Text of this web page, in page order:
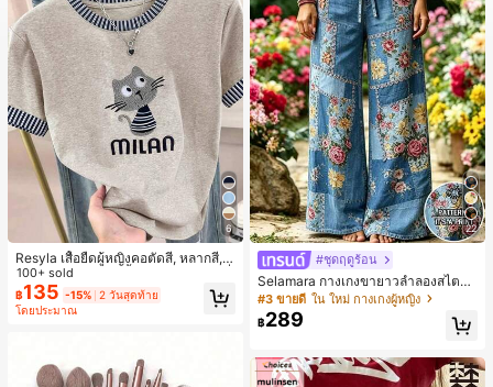
6
Resyla เสื้อยืดผู้หญิงคอตัดสี, หลากสี, ล
ายพิมพ์แมวน่ารัก, เสื้อสำหรับออกไปเที่
ยวฤดูร้อน, ดีไซน์กราฟิก, ความรู้สึกพรีเ
มียม, ลำลองอเนกประสงค์, สวมใส่ประ
จำวัน, กลางแจ้ง, ช้อปปิ้ง, การเดินทาง
100+ sold
฿135 -15% 2 วันสุดท้าย
โดยประมาณ
22
#ชุดฤดูร้อน
Selamara กางเกงขายาวลำลองสไตล์โ
บฮีเมียนสำหรับพักผ่อน สีกากี ผิวสัมผัส
มีเท็กซ์เจอร์ เอวสูงทรงหลวม เอวยางยืด
พร้อมเชือกรูด ทรงขาตรงทิ้งตัว ขากว้า
ดินทาง
#3 ขายดี ใน ใหม่ กางเกงผู้หญิง
฿289